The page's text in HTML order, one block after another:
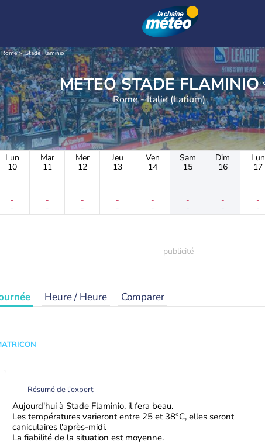
Rome Stade Flaminio
METEO STADE FLAMINIO
Rome - Italie (Latium)
Lun
10
-
-
Mar
11
-
-
Mer
12
-
-
Jeu
13
-
-
Ven
14
-
-
Sam
15
-
-
Dim
16
-
-
Lun
17
-
-
Heure / Heure Comparer
Résumé de l’expert
Aujourd'hui à Stade Flaminio, il fera beau.
Les températures varieront entre 25 et 38°C, elles seront
caniculaires l'après-midi.
La fiabilité de la situation est moyenne.